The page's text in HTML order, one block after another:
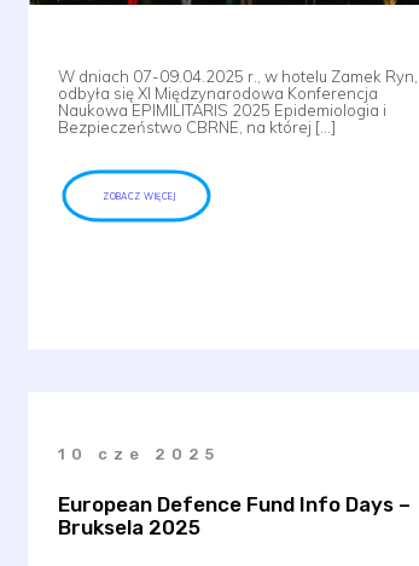
W dniach 07-09.04.2025 r., w hotelu Zamek Ryn,
odbyła się XI Międzynarodowa Konferencja
Naukowa EPIMILITARIS 2025 Epidemiologia i
Bezpieczeństwo CBRNE, na której […]
ZOBACZ WIĘCEJ
10 cze 2025
European Defence Fund Info Days –
Bruksela 2025